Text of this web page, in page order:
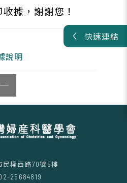
快速連結
據，謝謝您！
說明
民權西路70號5樓
25684819